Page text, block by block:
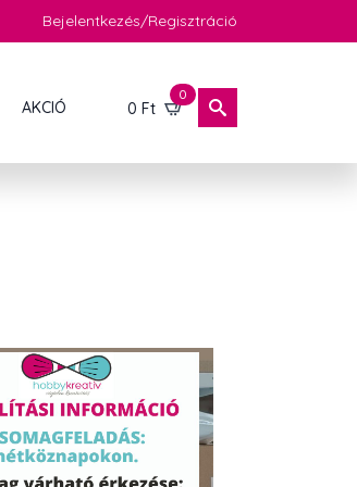
Bejelentkezés/Regisztráció
AKCIÓ 0 Ft
0